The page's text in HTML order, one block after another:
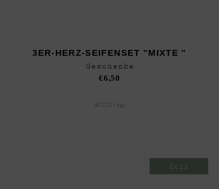
3ER-HERZ-SEIFENSET "MIXTE "
Geschenke
€6,50
( €72,22 kg )
Sold